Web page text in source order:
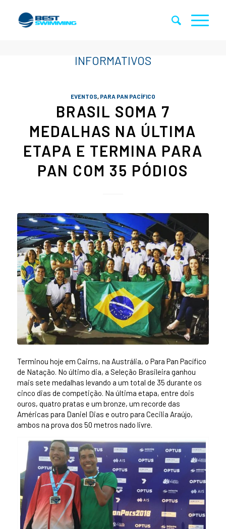
EVENTOS, PARA PAN PACÍFICO
BRASIL SOMA 7
MEDALHAS NA ÚLTIMA
ETAPA E TERMINA PARA
PAN COM 35 PÓDIOS
Terminou hoje em Cairns, na Austrália, o Para Pan Pacífico
de Natação. No último dia, a Seleção Brasileira ganhou
mais sete medalhas levando a um total de 35 durante os
cinco dias de competição. Na última etapa, entre dois
ouros, quatro pratas e um bronze, um recorde das
Américas para Daniel Dias e outro para Cecilia Araújo,
ambos na prova dos 50 metros nado livre.